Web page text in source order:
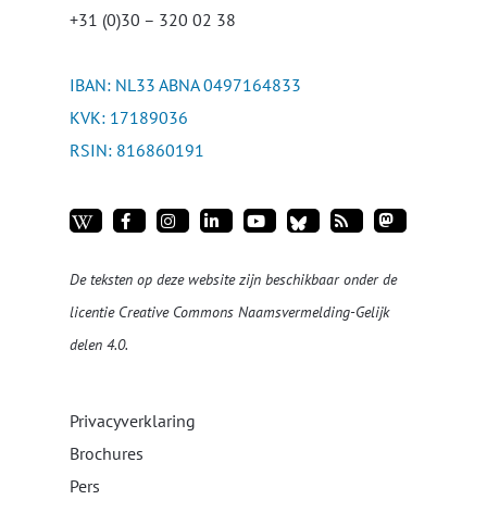
+31 (0)30 – 320 02 38
IBAN: NL33 ABNA 0497164833
KVK: 17189036
RSIN: 816860191
De teksten op deze website zijn beschikbaar onder de
licentie Creative Commons Naamsvermelding-Gelijk
delen 4.0.
Privacyverklaring
Brochures
Pers